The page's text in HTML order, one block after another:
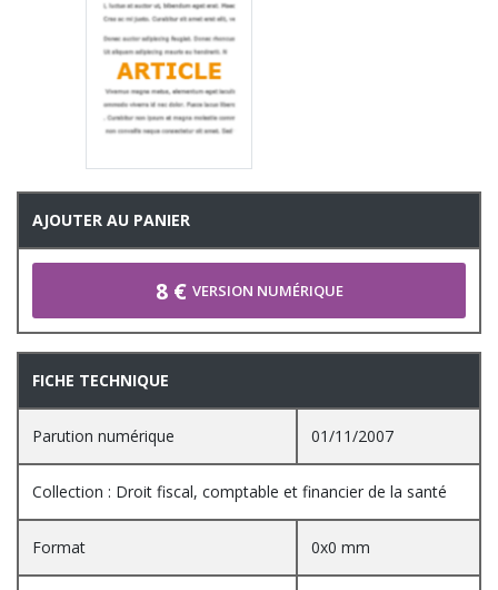
AJOUTER AU PANIER
8 € VERSION NUMÉRIQUE
FICHE TECHNIQUE
Parution numérique 01/11/2007
Collection : Droit fiscal, comptable et financier de la santé
Format 0x0 mm